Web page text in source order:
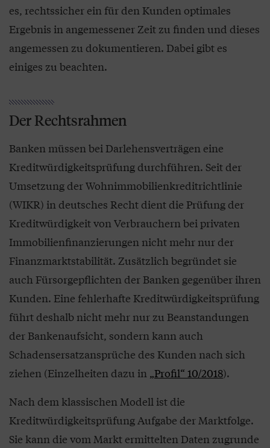
es, rechtssicher ein für den Kunden optimales
Ergebnis in angemessener Zeit zu finden und dieses
angemessen zu dokumentieren. Dabei gibt es
einiges zu beachten.
Der Rechtsrahmen
Banken müssen bei Darlehensverträgen eine
Kreditwürdigkeitsprüfung durchführen. Seit der
Umsetzung der Wohnimmobilienkreditrichtlinie
(WIKR) in deutsches Recht dient die Prüfung der
Kreditwürdigkeit von Verbrauchern bei privaten
Immobilienfinanzierungen nicht mehr nur der
Finanzmarktstabilität. Zusätzlich begründet sie
auch Fürsorgepflichten der Banken gegenüber ihren
Kunden. Eine fehlerhafte Kreditwürdigkeitsprüfung
führt deshalb nicht mehr nur zu Beanstandungen
der Bankenaufsicht, sondern kann auch
Schadensersatzansprüche des Kunden nach sich
ziehen (Einzelheiten dazu in „Profil“ 10/2018).
Nach dem klassischen Modell ist die
Kreditwürdigkeitsprüfung Aufgabe der Marktfolge.
Sie kann die vom Markt ermittelten Daten zugrunde